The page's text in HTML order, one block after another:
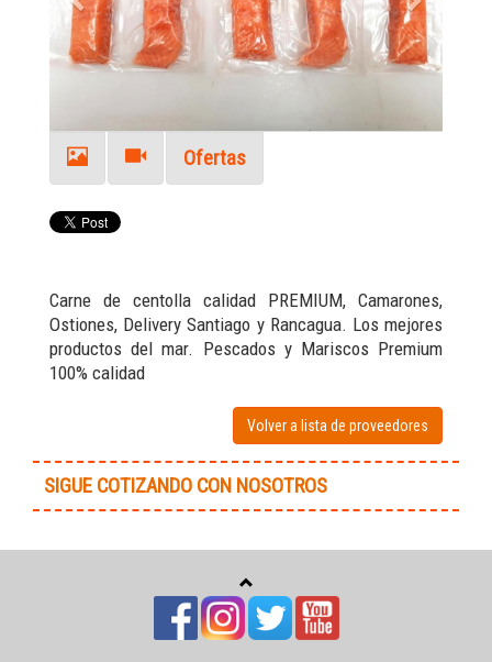
Ofertas
Carne de centolla calidad PREMIUM, Camarones,
Ostiones, Delivery Santiago y Rancagua. Los mejores
productos del mar. Pescados y Mariscos Premium
100% calidad
Volver a lista de proveedores
SIGUE COTIZANDO CON NOSOTROS